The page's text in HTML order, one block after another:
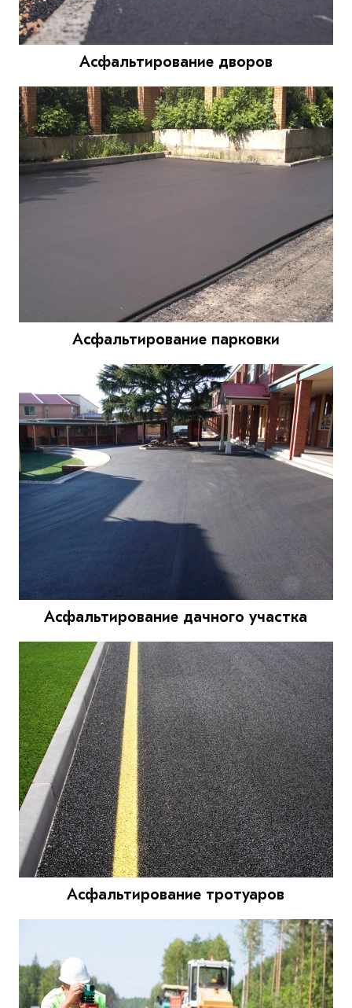
Асфальтирование дворов
Асфальтирование парковки
Асфальтирование дачного участка
Асфальтирование тротуаров